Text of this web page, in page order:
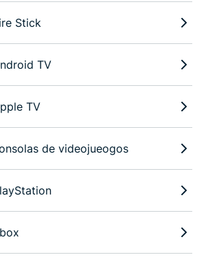
Stick
TV
TV
de videojueogos